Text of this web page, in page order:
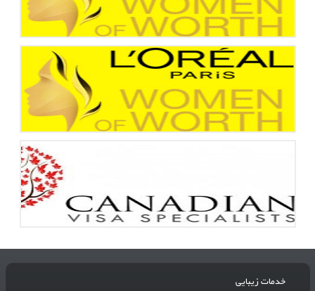
خدمات زیبایی